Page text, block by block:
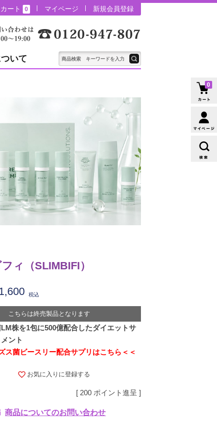
カート 0 マイページ 新規会員登録
いて
ィ（SLIMBIFI）
税込
こちらは終売製品となります
株を1包に500億配合したダイエットサ
ント
ス菌ビースリー配合サプリはこちら＜＜
お気に入りに登録する
[ 200 ポイント進呈 ]
商品についてのお問い合わせ
0